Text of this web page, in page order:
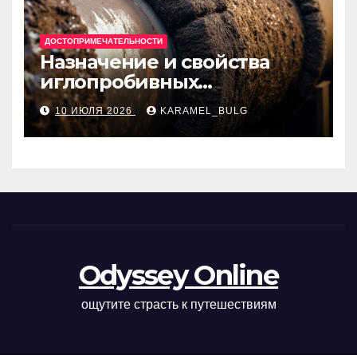
ДОСТОПРИМЕЧАТЕЛЬНОСТИ
Назначение и свойства
иглопробивных
базальтовых огнеупорных
матов
10 ИЮЛЯ 2026 KARAMEL_BULG
Odyssey Online
ощутите страсть к путешествиям